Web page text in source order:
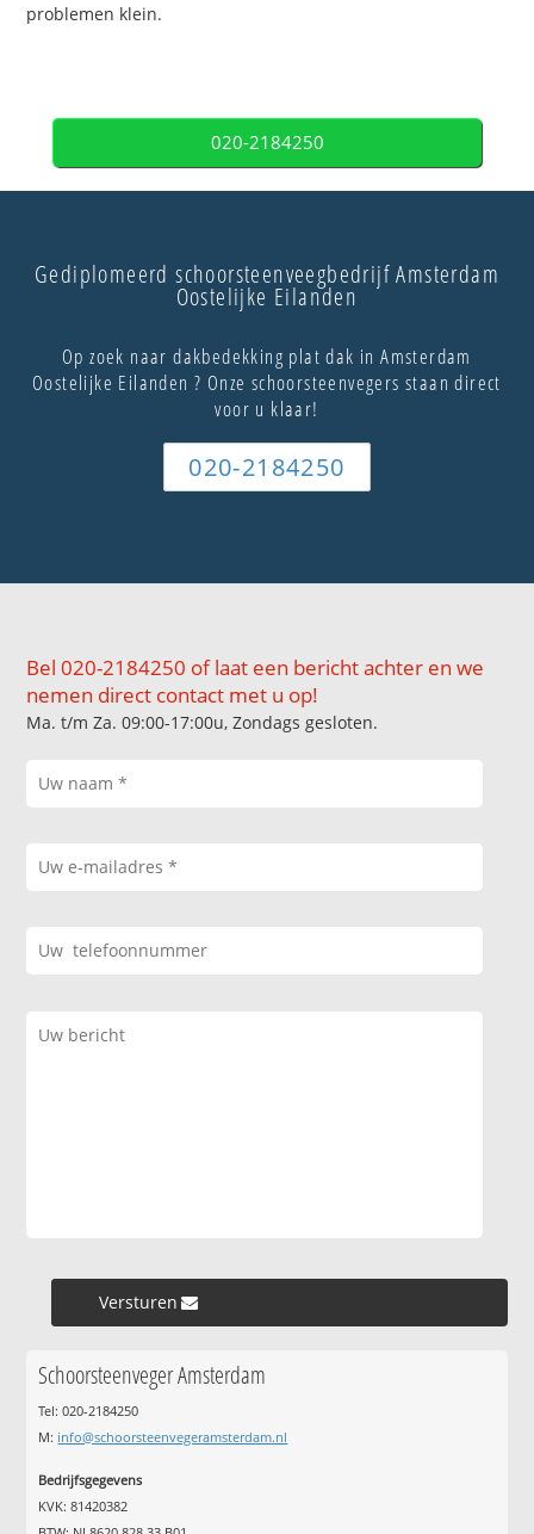
problemen klein.
020-2184250
Gediplomeerd schoorsteenveegbedrijf Amsterdam
Oostelijke Eilanden
Op zoek naar dakbedekking plat dak in Amsterdam
Oostelijke Eilanden ? Onze schoorsteenvegers staan direct
voor u klaar!
020-2184250
Bel 020-2184250 of laat een bericht achter en we
nemen direct contact met u op!
Ma. t/m Za. 09:00-17:00u, Zondags gesloten.
Versturen »
Schoorsteenveger Amsterdam
Tel: 020-2184250
M: info@schoorsteenvegeramsterdam.nl
Bedrijfsgegevens
KVK: 81420382